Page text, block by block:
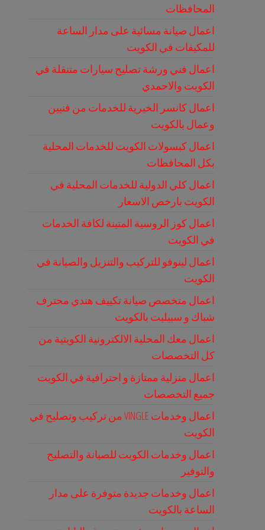
المحافظات
اعمال صيانة مسائية على مدار الساعة
للمكيفات في الكويت
اعمال فني ورشة تصليح سيارات متنقلة في
الكويت والاحمدي
اعمال كانسر الخيرية للخدمات من فنيين
وعمال بالكويت
اعمال كبسولات الكويت للخدمات المحلية
بكل المحافظات
اعمال كلي الدولية للخدمات المحلية في
الكويت بارخص الاسعار
اعمال كوز الروسية المتينة لكافة الخدمات
في الكويت
اعمال لينوفو للتركيب والتنزيل والصيانة في
الكويت
اعمال متخصص صيانة تكييف هندي محترف
شباك و سبيليت بالكويت
اعمال معك المحلية الالكترونية الكويتية من
كل التخصصات
اعمال منزلية ممتازة و احترافية في الكويت
جميع التخصصات
اعمال وخدمات VINGLE من تركيب وتصليح في
الكويت
اعمال وخدمات الكويت للصيانة والتصليح
والتوفير
اعمال وخدمات جديدة متوفرة على مدار
الساعة بالكويت